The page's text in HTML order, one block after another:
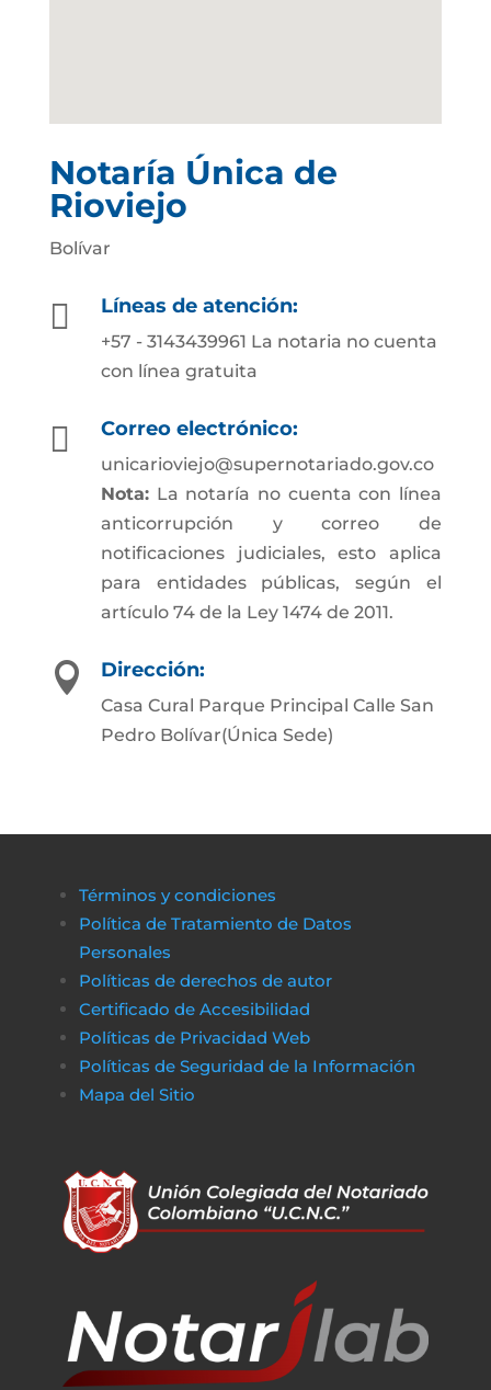
Notaría Única de
Rioviejo
Bolívar
 Líneas de atención:
+57 - 3143439961 La notaria no cuenta
con línea gratuita
 Correo electrónico:
unicarioviejo@supernotariado.gov.co
Nota:La notaría no cuenta con línea
anticorrupción y correo de
notificaciones judiciales, esto aplica
para entidades públicas, según el
artículo 74 de la Ley 1474 de 2011.
 Dirección:
Casa Cural Parque Principal Calle San
Pedro Bolívar(Única Sede)
Términos y condiciones
Política de Tratamiento de Datos
Personales
Políticas de derechos de autor
Certificado de Accesibilidad
Políticas de Privacidad Web
Políticas de Seguridad de la Información
Mapa del Sitio